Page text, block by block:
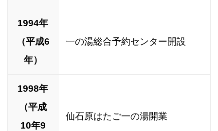
1994年
（平成6
年）
一の湯総合予約センター開設
1998年
（平成
10年9
仙石原はたご一の湯開業